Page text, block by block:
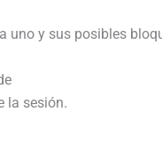
uno y sus posibles
la sesión.